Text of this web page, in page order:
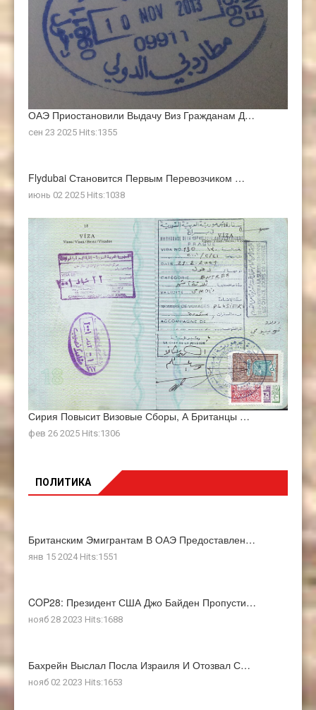
ОАЭ Приостановили Выдачу Виз Гражданам Д…
сен 23 2025 Hits:1355
Flydubai Становится Первым Перевозчиком …
июнь 02 2025 Hits:1038
Сирия Повысит Визовые Сборы, А Британцы …
фев 26 2025 Hits:1306
ПОЛИТИКА
Британским Эмигрантам В ОАЭ Предоставлен…
янв 15 2024 Hits:1551
COP28: Президент США Джо Байден Пропусти…
нояб 28 2023 Hits:1688
Бахрейн Выслал Посла Израиля И Отозвал С…
нояб 02 2023 Hits:1653